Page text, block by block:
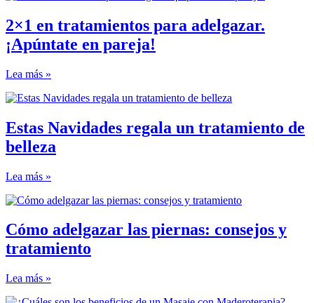
2×1 en tratamientos para adelgazar.
¡Apúntate en pareja!
Lea más »
Estas Navidades regala un tratamiento de
belleza
Lea más »
Cómo adelgazar las piernas: consejos y
tratamiento
Lea más »